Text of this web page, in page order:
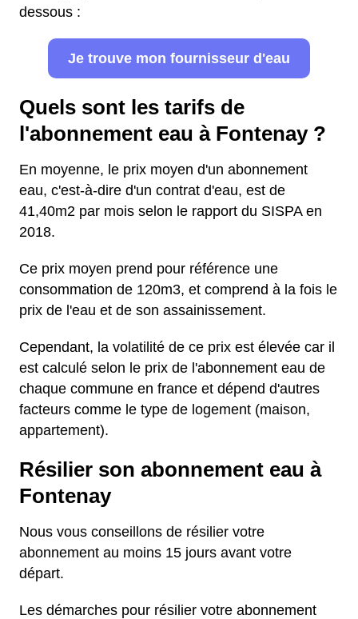
dessous :
Je trouve mon fournisseur d'eau
Quels sont les tarifs de
l'abonnement eau à Fontenay ?
En moyenne, le prix moyen d'un abonnement
eau, c'est-à-dire d'un contrat d'eau, est de
41,40m2 par mois selon le rapport du SISPA en
2018.
Ce prix moyen prend pour référence une
consommation de 120m3, et comprend à la fois le
prix de l'eau et de son assainissement.
Cependant, la volatilité de ce prix est élevée car il
est calculé selon le prix de l'abonnement eau de
chaque commune en france et dépend d'autres
facteurs comme le type de logement (maison,
appartement).
Résilier son abonnement eau à
Fontenay
Nous vous conseillons de résilier votre
abonnement au moins 15 jours avant votre
départ.
Les démarches pour résilier votre abonnement